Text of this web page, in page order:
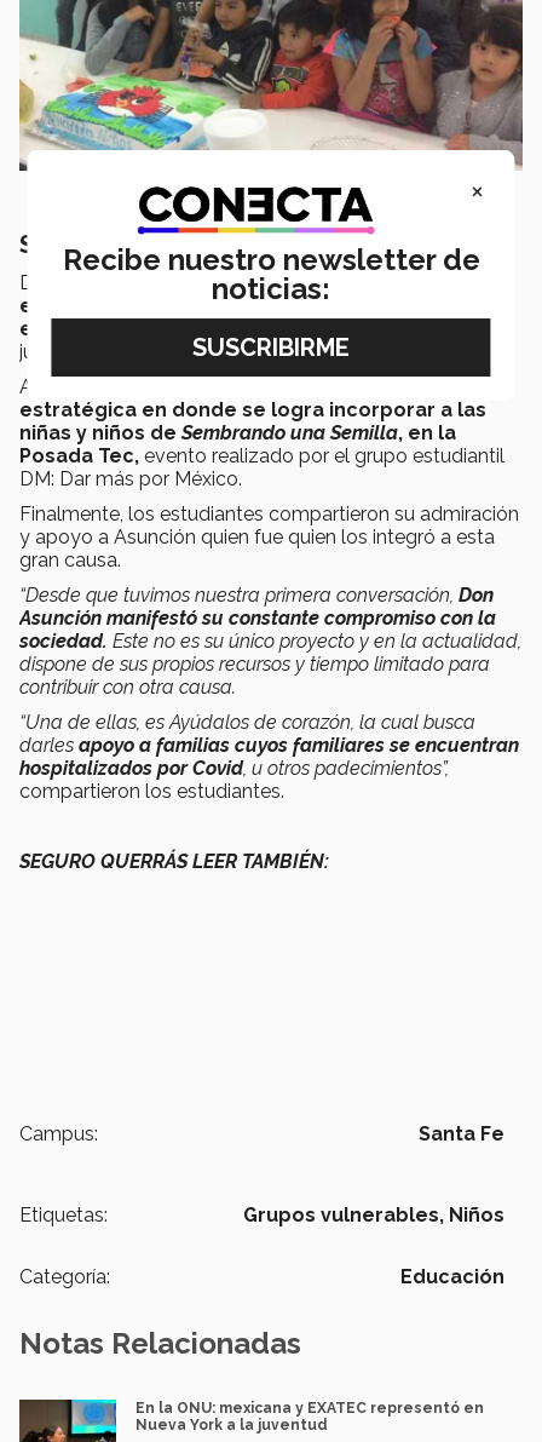
Sus resultados y avances
Desde el primer contacto en2019,
exitosamente una colecta de materiales
escolares
junto con los niños y estudiantes del Tec.
Adicionalmente,
estratégica en donde se logra incorporar a las
niñas y niños deSembrando una Semilla, en la
Posada Tec, evento realizado por el grupo estudiantil
DM: Dar más por México.
Finalmente, los estudiantes compartieron su admiración
y apoyo a Asunción quien fue quien los integró a esta
gran causa.
“Desde que tuvimos nuestra primera conversación, Don
Asunción manifestó su constante compromiso con la
sociedad. Este no es su único proyecto y en la actualidad,
dispone de sus propios recursos y tiempo limitado para
contribuir con otra causa.
“Una de ellas, es Ayúdalos de corazón, la cual busca
darles apoyo a familias cuyos familiares se encuentran
hospitalizados por Covid, u otros padecimientos”,
compartieron los estudiantes.
SEGURO QUERRÁS LEER TAMBIÉN:
Campus: Santa Fe
Etiquetas: Grupos vulnerables, Niños
Categoría: Educación
Notas Relacionadas
En la ONU: mexicana y EXATEC representó en
Nueva York a la juventud
×
Recibe nuestro newsletter de
noticias: